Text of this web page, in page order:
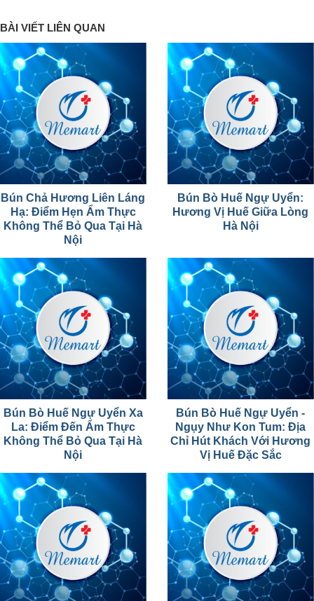
BÀI VIẾT LIÊN QUAN
Bún Chả Hương Liên Láng
Hạ: Điểm Hẹn Ẩm Thực
Không Thể Bỏ Qua Tại Hà
Nội
Bún Bò Huế Ngự Uyển:
Hương Vị Huế Giữa Lòng
Hà Nội
Bún Bò Huế Ngự Uyển Xa
La: Điểm Đến Ẩm Thực
Không Thể Bỏ Qua Tại Hà
Nội
Bún Bò Huế Ngự Uyển -
Ngụy Như Kon Tum: Địa
Chỉ Hút Khách Với Hương
Vị Huế Đặc Sắc